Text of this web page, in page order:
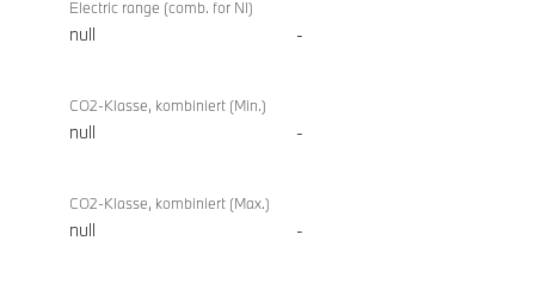
Electric range (comb. for NI)
null -
CO2-Klasse, kombiniert (Min.)
null -
CO2-Klasse, kombiniert (Max.)
null -